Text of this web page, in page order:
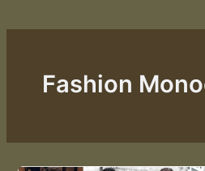
Fashion